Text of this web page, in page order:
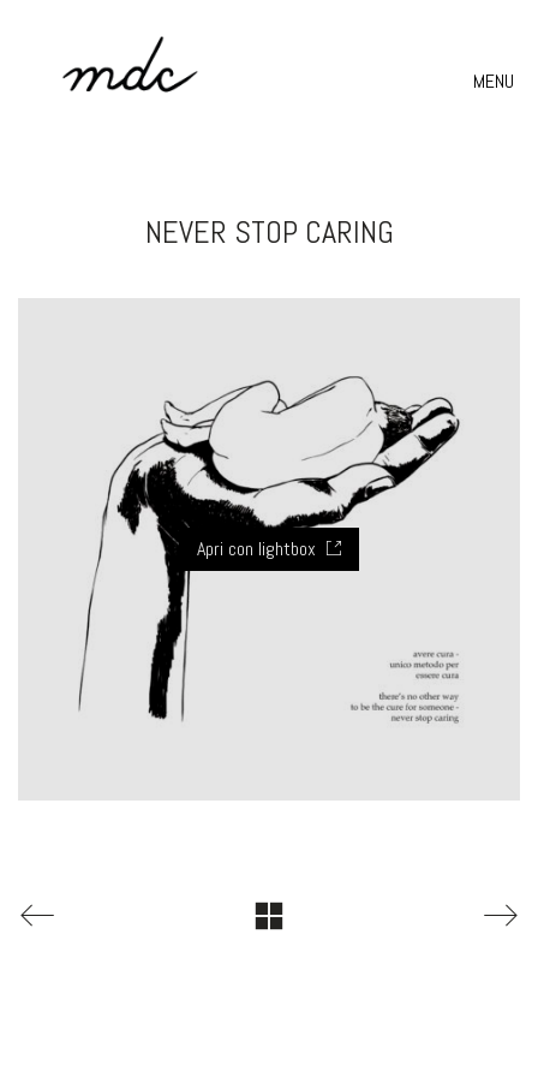
MENU
NEVER STOP CARING
Apri con lightbox